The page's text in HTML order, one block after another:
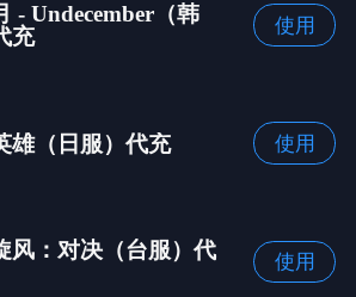
- Undecember（韩
充
使用
雄（日服）代充 使用
风：对决（台服）代
使用